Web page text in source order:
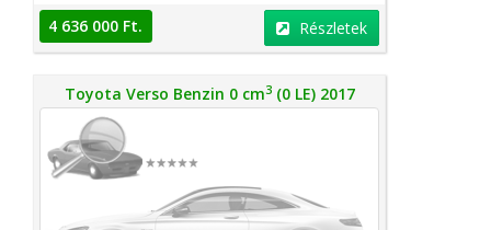
4 636 000 Ft. Részletek
Toyota Verso Benzin 0 cm3(0 LE) 2017